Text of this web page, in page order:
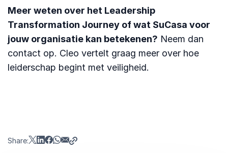
Meer weten over het Leadership
Transformation Journey of wat SuCasa voor
jouw organisatie kan betekenen? Neem dan
contact op. Cleo vertelt graag meer over hoe
leiderschap begint met veiligheid.
Share: